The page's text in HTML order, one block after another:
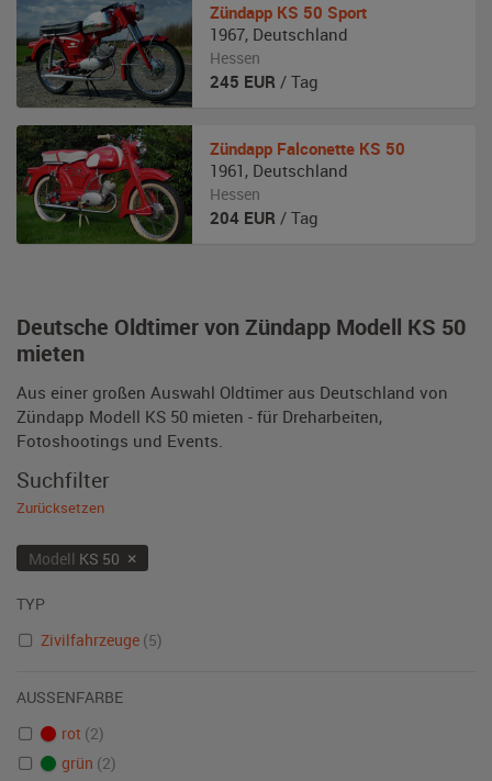
Deutsche Oldtimer von Zündapp Modell KS 50
mieten
Aus einer großen Auswahl Oldtimer aus Deutschland von
Zündapp Modell KS 50 mieten - für Dreharbeiten,
Fotoshootings und Events.
Zündapp KS 50 Sport
1967, Deutschland
Hessen
245 EUR / Tag
Zündapp Falconette KS 50
1961 , Deutschland
Hessen
204 EUR / Tag
Suchfilter
Zurücksetzen
Modell KS 50 ×
TYP
Zivilfahrzeuge (5)
AUSSENFARBE
rot (2)
grün (2)